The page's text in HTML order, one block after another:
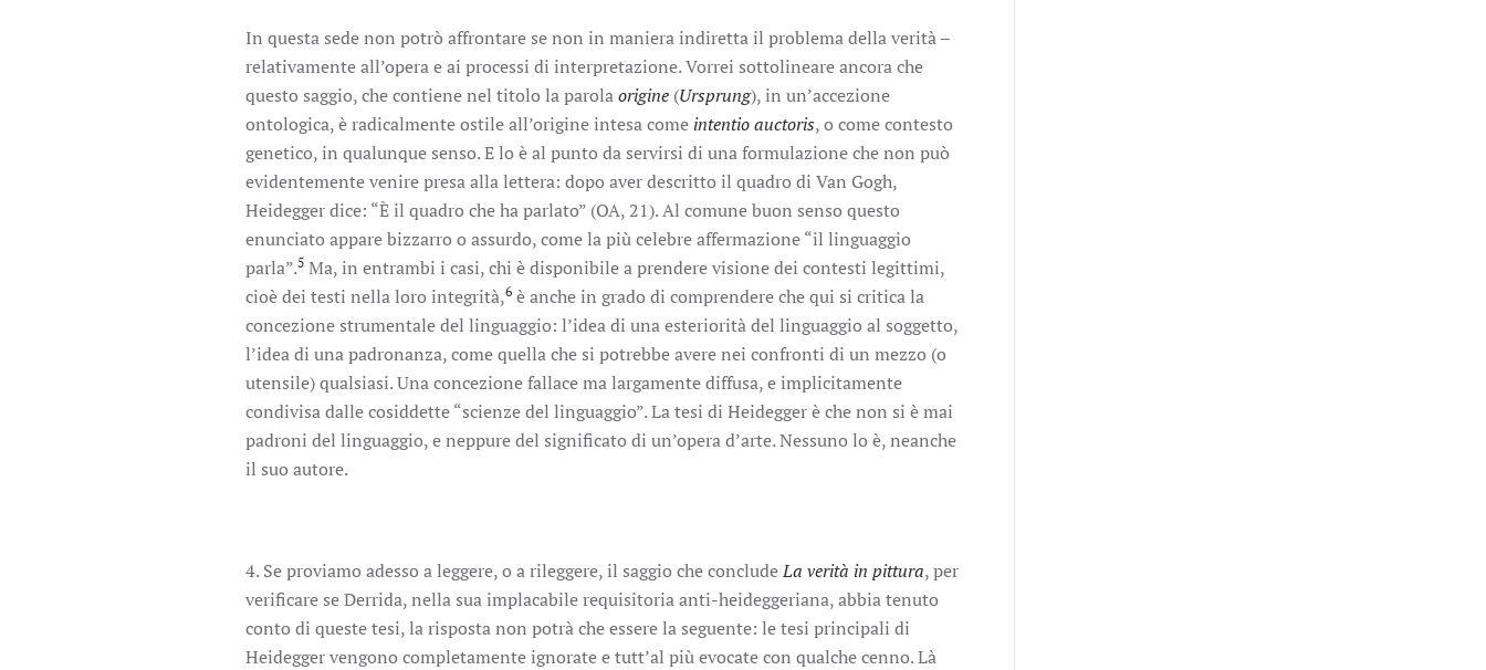
In questa sede non potrò affrontare se non in maniera indiretta il problema della verità –
relativamente all’opera e ai processi di interpretazione. Vorrei sottolineare ancora che
questo saggio, che contiene nel titolo la parolaorigine (Ursprung), in un’accezione
ontologica, è radicalmente ostile all’origine intesa come intentio auctoris, o come contesto
genetico, in qualunque senso. E lo è al punto da servirsi di una formulazione che non può
evidentemente venire presa alla lettera: dopo aver descritto il quadro di Van Gogh,
Heidegger dice: “È il quadro che ha parlato” (OA, 21). Al comune buon senso questo
enunciato appare bizzarro o assurdo, come la più celebre affermazione “il linguaggio
parla”.5 Ma, in entrambi i casi, chi è disponibile a prendere visione dei contesti legittimi,
cioè dei testi nella loro integrità,6 è anche in grado di comprendere che qui si critica la
concezione strumentale del linguaggio: l’idea di una esteriorità del linguaggio al soggetto,
l’idea di una padronanza, come quella che si potrebbe avere nei confronti di un mezzo (o
utensile) qualsiasi. Una concezione fallace ma largamente diffusa, e implicitamente
condivisa dalle cosiddette “scienze del linguaggio”. La tesi di Heidegger è che non si è mai
padroni del linguaggio, e neppure del significato di un’opera d’arte. Nessuno lo è, neanche
il suo autore.
4. Se proviamo adesso a leggere, o a rileggere, il saggio che concludeLa verità in pittura, per
verificare se Derrida, nella sua implacabile requisitoria anti-heideggeriana, abbia tenuto
conto di queste tesi, la risposta non potrà che essere la seguente: le tesi principali di
Heidegger vengono completamente ignorate e tutt’al più evocate con qualche cenno. Là